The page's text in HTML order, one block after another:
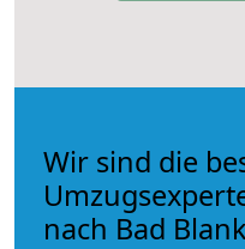
Wir sind die
nach Bad